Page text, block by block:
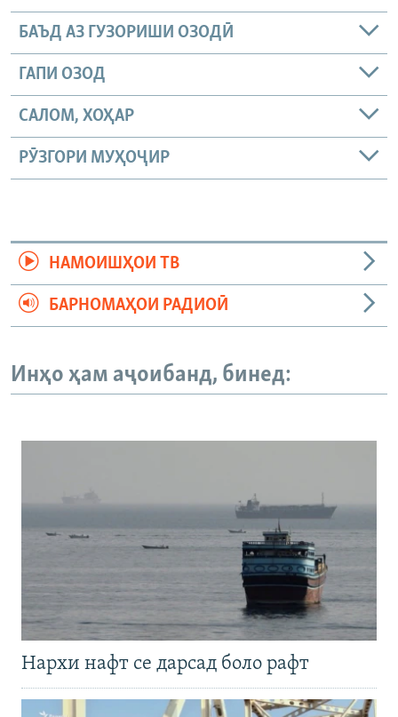
БАЪД АЗ ГУЗОРИШИ ОЗОДӢ
ГАПИ ОЗОД
САЛОМ, ХОҲАР
РӮЗГОРИ МУҲОҶИР
НАМОИШҲОИ ТВ
БАРНОМАҲОИ РАДИОӢ
Инҳо ҳам аҷоибанд, бинед:
Нархи нафт се дарсад боло рафт